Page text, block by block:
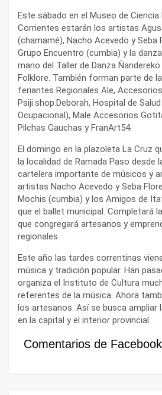
Este sábado en el Museo de Ciencia
Corrientes estarán los artistas
(chamamé), Nacho Acevedo y Seba
Grupo Encuentro (cumbia) y la
mano del Taller de Danza
Folklore. También forman parte de
feriantes Regionales Ale,
Psiji.shop.Deborah, Hospital de
Ocupacional), Male Accesorios
Pilchas Gauchas y FranArt54.
El domingo en la plazoleta La Cruz
la localidad de Ramada Paso desde
cartelera importante de músicos y
artistas Nacho Acevedo y Seba
Mochis (cumbia) y los Amigos de
que el ballet municipal. Completará
que congregará artesanos y
regionales.
Este año las tardes correntinas
música y tradición popular. Han
organiza el Instituto de Cultura
referentes de la música. Ahora
los artesanos. Así se busca ampliar
en la capital y el interior provincial.
Comentarios de Facebook